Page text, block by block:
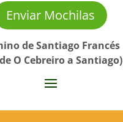
Enviar Mochilas
de Santiago Francés
O Cebreiro a Santiago)